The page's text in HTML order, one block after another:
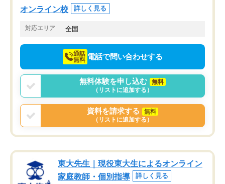
つ成績も上がり、苦手意識も無くなっ
てきたので、さらに苦手な数学も追加
でお願いしました。来年の高校受験に
オンライン校 詳しく見る
対応エリア 全国
通話
無料 電話で問い合わせする
無料体験を申し込む
無料
（リストに追加する）
資料を請求する
無料
（リストに追加する）
東大先生｜現役東大生によるオンライン
家庭教師・個別指導
詳しく見る